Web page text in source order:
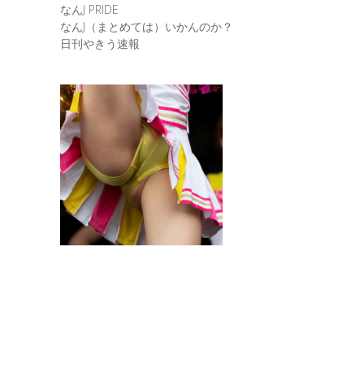
なんJ PRIDE
なんJ（まとめては）いかんのか？
日刊やきう速報